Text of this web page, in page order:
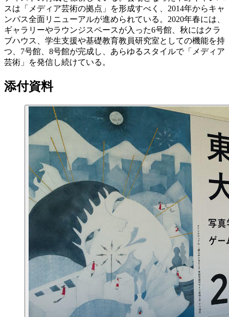
スは「メディア芸術の拠点」を形成すべく、2014年からキャ
ンパス全面リニューアルが進められている。2020年春には、
ギャラリーやラウンジスペースが入った6号館、秋にはクラ
ブハウス、学生支援や基礎教育教員研究室としての機能を持
つ、7号館、8号館が完成し、あらゆるスタイルで「メディア
芸術」を発信し続けている。
添付資料